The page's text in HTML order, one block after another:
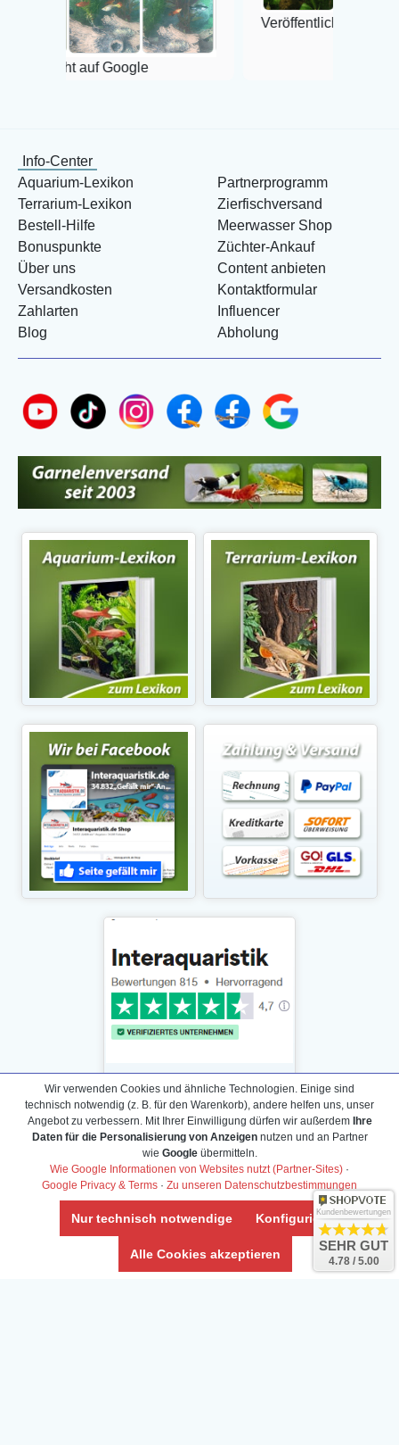
Google
Veröffentlicht auf Google
Info-Center
Aquarium-Lexikon
Terrarium-Lexikon
Bestell-Hilfe
Bonuspunkte
Über uns
Versandkosten
Zahlarten
Blog
Partnerprogramm
Zierfischversand
Meerwasser Shop
Züchter-Ankauf
Content anbieten
Kontaktformular
Influencer
Abholung
Daten­schutz­erklärung
Widerrufs­recht /Widerrufs­formular
AGB & Info
Impressum
Umwelt und Entsorgung
Vertrag widerrufen
Wir verwenden Cookies und ähnliche Technologien. Einige sind
technisch notwendig (z. B. für den Warenkorb), andere helfen uns, unser
Angebot zu verbessern. Mit Ihrer Einwilligung dürfen wir außerdem Ihre
Daten für die Personalisierung von Anzeigennutzen und an Partner
wie Googleübermitteln.
Wie Google Informationen von Websites nutzt (Partner-Sites) ·
Google Privacy & Terms · Zu unseren Datenschutzbestimmungen
Nur technisch notwendige Konfigurieren
Alle Cookies akzeptieren
Kundenbewertungen
SEHR GUT
4.78 / 5.00